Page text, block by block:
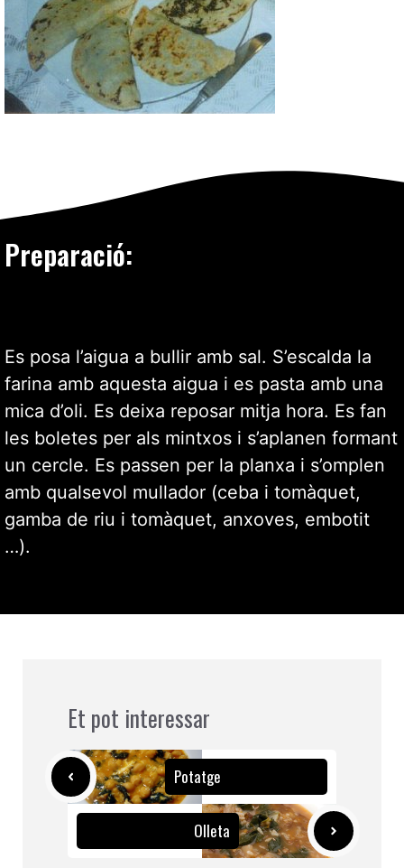
Preparació:
Es posa l’aigua a bullir amb sal. S’escalda la
farina amb aquesta aigua i es pasta amb una
mica d’oli. Es deixa reposar mitja hora. Es fan
les boletes per als mintxos i s’aplanen formant
un cercle. Es passen per la planxa i s’omplen
amb qualsevol mullador (ceba i tomàquet,
gamba de riu i tomàquet, anxoves, embotit
…).
Et pot interessar
Potatge
Olleta